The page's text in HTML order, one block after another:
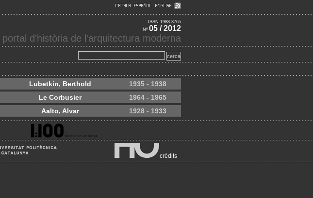
ISSN 1988-3765
Nº 05 / 2012
portal d'història de l'arquitectura moderna
Lubetkin, Berthold
1935 - 1938
Le Corbusier
1964 - 1965
Aalto, Alvar 1928 - 1933
crèdits